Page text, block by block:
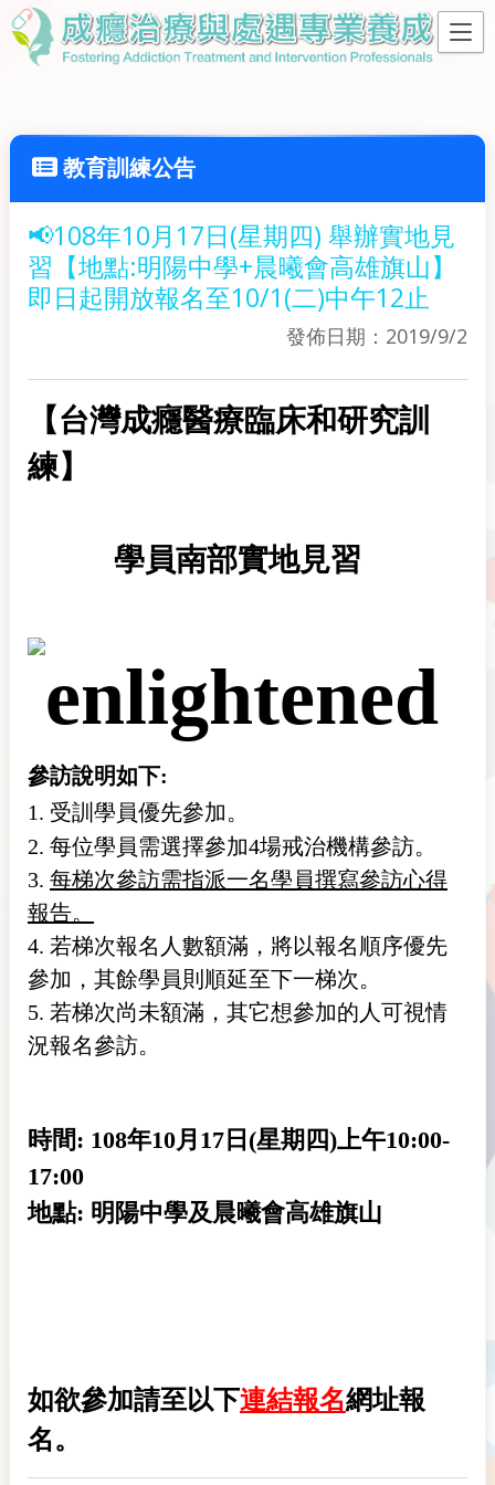
教育訓練公告
📢108年10月17日(星期四) 舉辦實地見
習【地點:明陽中學+晨曦會高雄旗山】
即日起開放報名至10/1(二)中午12止
發佈日期：2019/9/2
【台灣成癮醫療臨床和研究訓
練】
學員南部實地見習
參訪說明如下:
1. 受訓學員優先參加。
2. 每位學員需選擇參加4場戒治機構參訪。
3. 每梯次參訪需指派一名學員撰寫參訪心得
報告。
4. 若梯次報名人數額滿，將以報名順序優先
參加，其餘學員則順延至下一梯次。
5. 若梯次尚未額滿，其它想參加的人可視情
況報名參訪。
時間: 108年10月17日(星期四)上午10:00-
17:00
地點: 明陽中學及晨曦會高雄旗山
如欲參加請至以下連結報名網址報
名。